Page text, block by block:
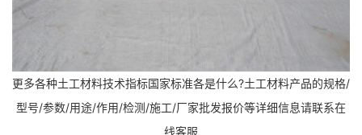
更多各种土工材料技术指标国家标准各是什么?土工材料产品的规格/
型号/参数/用途/作用/检测/施工/厂家批发报价等详细信息请联系在
线客服